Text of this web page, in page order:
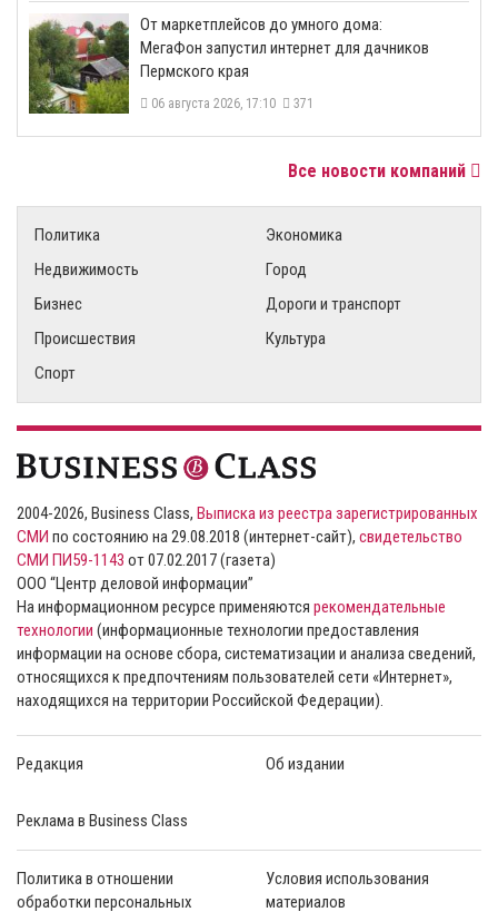
От маркетплейсов до умного дома:
МегаФон запустил интернет для дачников
Пермского края
06 августа 2026, 17:10 371
Все новости компаний
Политика
Экономика
Недвижимость
Город
Бизнес
Дороги и транспорт
Происшествия
Культура
Спорт
2004-2026, Business Class, Выписка из реестра зарегистрированных
СМИ по состоянию на 29.08.2018 (интернет-сайт), свидетельство
СМИ ПИ59-1143 от 07.02.2017 (газета)
ООО “Центр деловой информации”
На информационном ресурсе применяются рекомендательные
технологии (информационные технологии предоставления
информации на основе сбора, систематизации и анализа сведений,
относящихся к предпочтениям пользователей сети «Интернет»,
находящихся на территории Российской Федерации).
Редакция Об издании
Реклама в Business Class
Политика в отношении
обработки персональных
Условия использования
материалов